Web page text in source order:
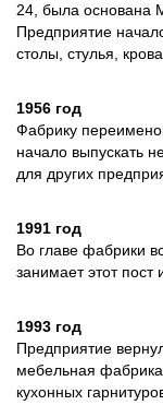
24, была основана
Предприятие
столы, стулья,
1956 год
Фабрику
начало выпускать
для других
1991 год
Во главе фабрики
занимает этот пост
1993 год
Предприятие
мебельная
кухонных